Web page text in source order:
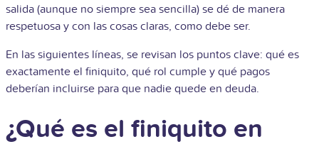
salida (aunque no siempre sea sencilla) se dé de manera
respetuosa y con las cosas claras, como debe ser.
En las siguientes líneas, se revisan los puntos clave: qué es
exactamente el finiquito, qué rol cumple y qué pagos
deberían incluirse para que nadie quede en deuda.
¿Qué es el finiquito en